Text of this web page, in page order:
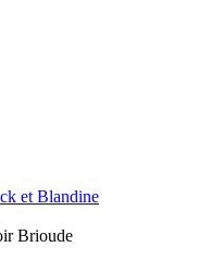
et Blandine
Brioude